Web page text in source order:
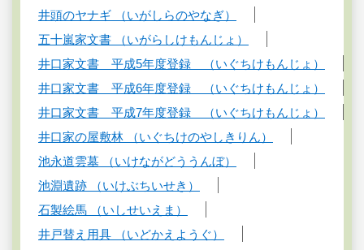
井頭のヤナギ （いがしらのやなぎ）
五十嵐家文書 （いがらしけもんじょ）
井口家文書 平成5年度登録 （いぐちけもんじょ）
井口家文書 平成6年度登録 （いぐちけもんじょ）
井口家文書 平成7年度登録 （いぐちけもんじょ）
井口家の屋敷林 （いぐちけのやしきりん）
池永道雲墓 （いけながどううんぼ）
池淵遺跡 （いけぶちいせき）
石製絵馬 （いしせいえま）
井戸替え用具 （いどかえようぐ）